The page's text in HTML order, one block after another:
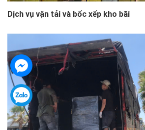
Dịch vụ vận tải và bốc xếp kho bãi